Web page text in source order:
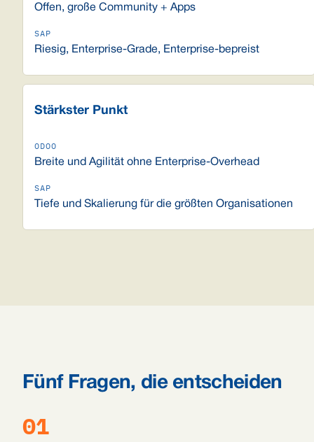
Offen, große Community + Apps
Riesig, Enterprise-Grade, Enterprise-bepreist
Stärkster Punkt
Breite und Agilität ohne Enterprise-Overhead
Tiefe und Skalierung für die größten Organisationen
Fünf Fragen, die entscheiden
01